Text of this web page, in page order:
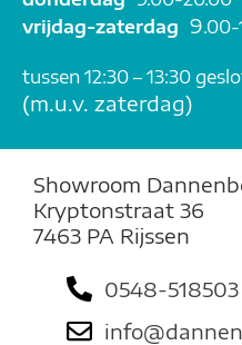
vrijdag-zaterdag 9.00-
tussen 12:30 – 13:30
(m.u.v. zaterdag)
Showroom
Kryptonstraat 36
7463 PA Rijssen
0548-518503